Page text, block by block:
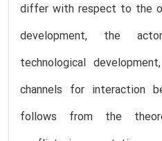
differ with respect to the
development, the
technological
channels for interaction
follows from the